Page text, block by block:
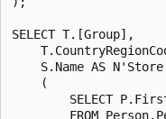
SELECT T.[Group],
S.Name AS
    (
SELECT
FROM